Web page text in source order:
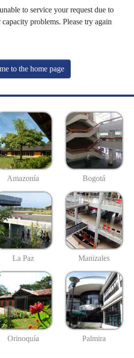
to service your request due to
problems. Please try again
to the home page
Amazonía Bogotá
La Paz Manizales
Orinoquía Palmira